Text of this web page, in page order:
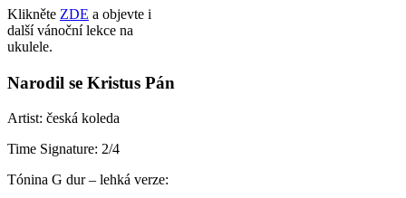
Klikněte ZDE a objevte i
další vánoční lekce na
ukulele.
Narodil se Kristus Pán
Artist: česká koleda
Time Signature: 2/4
Tónina G dur – lehká verze: